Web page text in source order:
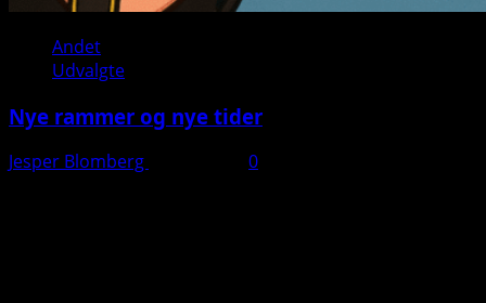
Andet
Udvalgte
Nye rammer og nye tider
Jesper Blomberg
0